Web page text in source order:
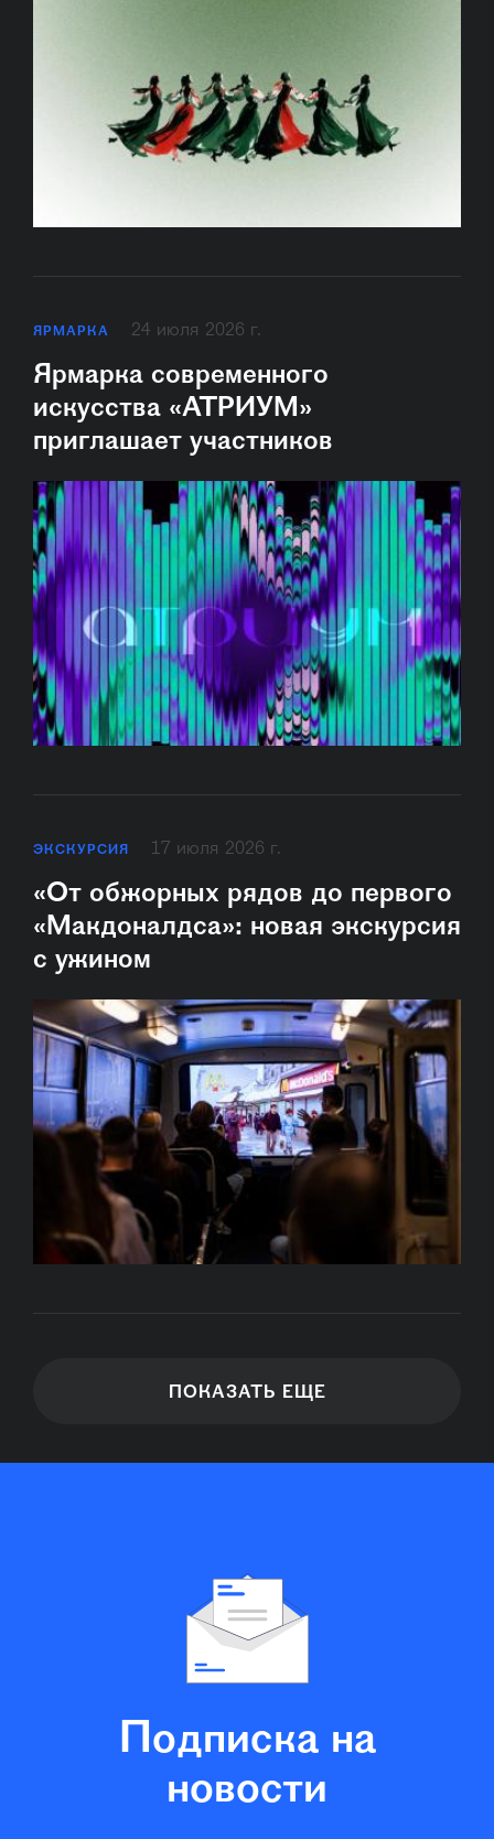
ЯРМАРКА 24 июля 2026 г.
Ярмарка современного
искусства «АТРИУМ»
приглашает участников
ЭКСКУРСИЯ 17 июля 2026 г.
«От обжорных рядов до первого
«Макдоналдса»: новая экскурсия
с ужином
ПОКАЗАТЬ ЕЩЕ
Подписка на
новости